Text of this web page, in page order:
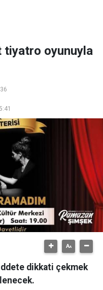
tiyatro oyunuyla
dikkati çekmek